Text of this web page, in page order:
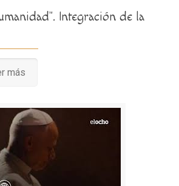
Integración de la
más